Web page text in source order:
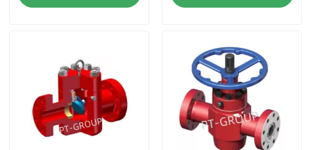
О Компании
Наша фабрика